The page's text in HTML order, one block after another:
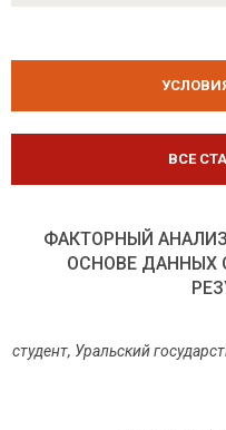
ВСЕ
ФАКТОРНЫЙ
ОСНОВЕ ДАННЫХ
студент, Уральский